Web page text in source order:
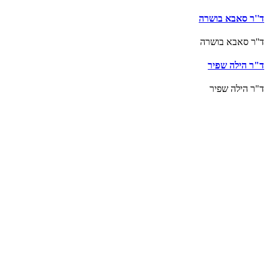
ד''ר סאבא בושרה
ד''ר סאבא בושרה
ד"ר הילה שפיר
ד"ר הילה שפיר